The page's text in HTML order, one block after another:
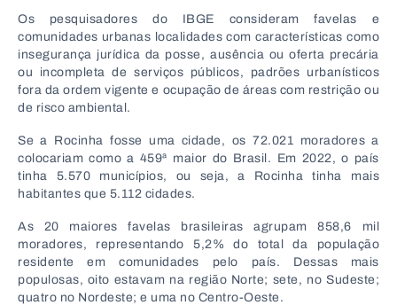
Os pesquisadores do IBGE consideram favelas e
comunidades urbanas localidades com características como
insegurança jurídica da posse, ausência ou oferta precária
ou incompleta de serviços públicos, padrões urbanísticos
fora da ordem vigente e ocupação de áreas com restrição ou
de risco ambiental.
Se a Rocinha fosse uma cidade, os 72.021 moradores a
colocariam como a 459ª maior do Brasil. Em 2022, o país
tinha 5.570 municípios, ou seja, a Rocinha tinha mais
habitantes que 5.112 cidades.
As 20 maiores favelas brasileiras agrupam 858,6 mil
moradores, representando 5,2% do total da população
residente em comunidades pelo país. Dessas mais
populosas, oito estavam na região Norte; sete, no Sudeste;
quatro no Nordeste; e uma no Centro-Oeste.